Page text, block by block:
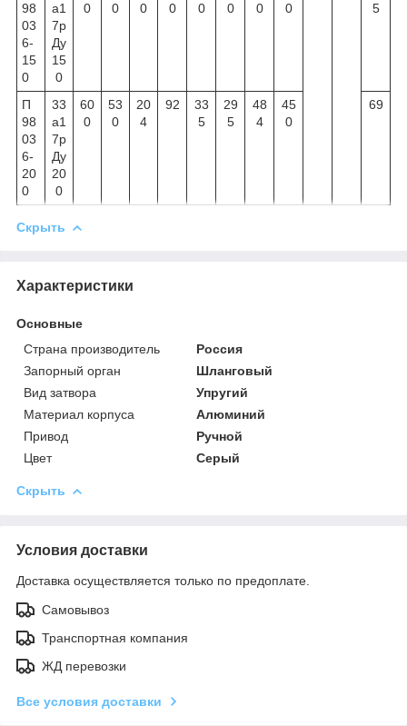
98
03
6-
15
0
а1
7р
Ду
15
0
0
0
0
0
0
0
0
0
5
П
98
03
6-
20
0
33
а1
7р
Ду
20
0
60
0
53
0
20
4
92
33
5
29
5
48
4
45
0
69
Скрыть
Характеристики
Основные
Страна производитель
Россия
Запорный орган
Шланговый
Вид затвора
Упругий
Материал корпуса
Алюминий
Привод
Ручной
Цвет
Серый
Скрыть
Условия доставки
Доставка осуществляется только по предоплате.
Самовывоз
Транспортная компания
ЖД перевозки
Все условия доставки